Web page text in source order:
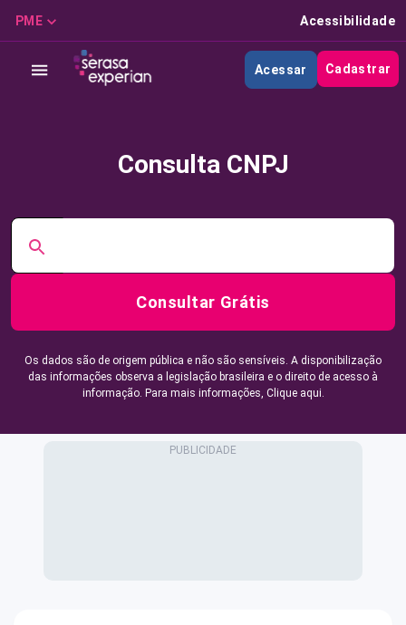
PME Acessibilidade
Acessar Cadastrar
Consulta CNPJ
Consultar Grátis
Os dados são de origem pública e não são sensíveis. A disponibilização
das informações observa a legislação brasileira e o direito de acesso à
informação. Para mais informações, Clique aqui.